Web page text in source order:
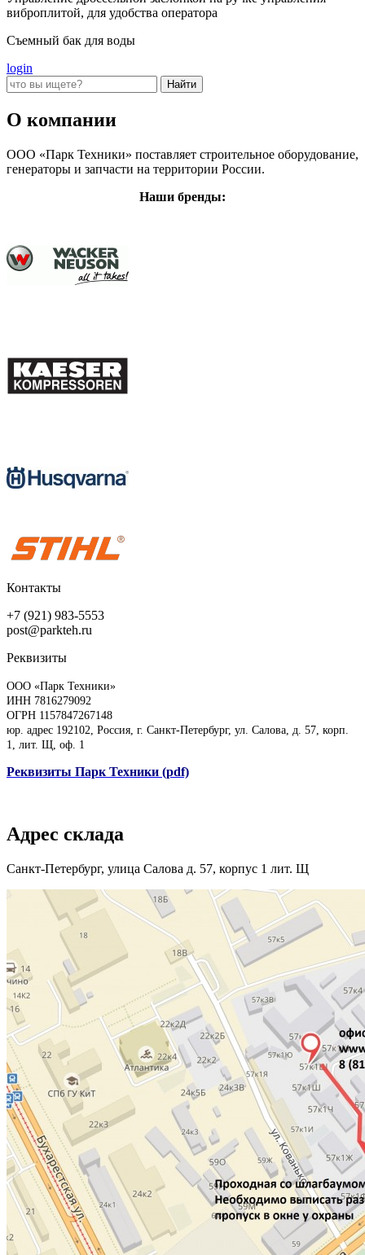
виброплитой, для удобства оператора
Съемный бак для воды
login
О компании
ООО «Парк Техники» поставляет строительное оборудование,
генераторы и запчасти на территории России.
Наши бренды:
Контакты
+7 (921) 983-5553
post@parkteh.ru
Реквизиты
ООО «Парк Техники»
ИНН 7816279092
ОГРН 1157847267148
юр. адрес 192102, Россия, г. Санкт-Петербург, ул. Салова, д. 57, корп.
1, лит. Щ, оф. 1
Реквизиты Парк Техники (pdf)
Адрес склада
Санкт-Петербург, улица Салова д. 57, корпус 1 лит. Щ